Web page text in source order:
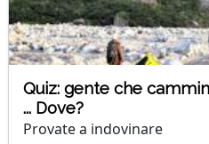
Quiz: gente che
... Dove?
Provate a indovinare